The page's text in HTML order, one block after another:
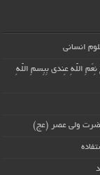
انسانی
اللّهِ عِندی بِبِسمِ اللّهِ
حضرت ولی عصر (عج)